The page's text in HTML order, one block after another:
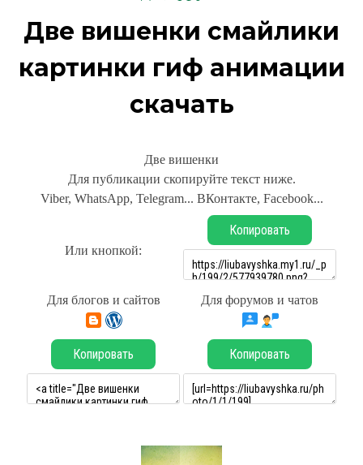
Две вишенки смайлики
картинки гиф анимации
скачать
Две вишенки
Для публикации скопируйте текст ниже.
Viber, WhatsApp, Telegram... ВКонтакте, Facebook...
Или кнопкой:
Копировать
Для блогов и сайтов Для форумов и чатов
Копировать Копировать